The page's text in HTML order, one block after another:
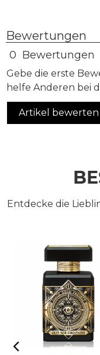
Bewertungen
0 Bewertungen
Gebe die erste
helfe Anderen bei
Artikel bewerten
Entdecke die